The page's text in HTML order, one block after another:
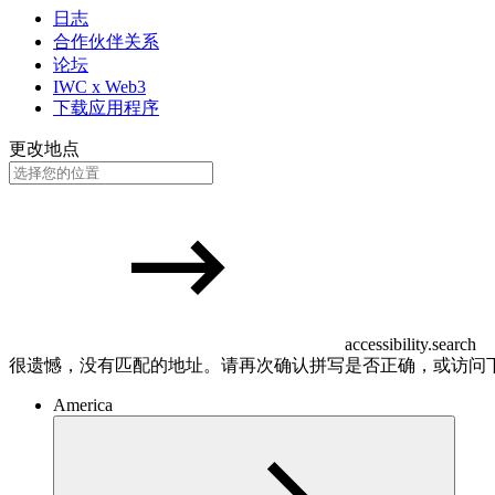
日志
合作伙伴关系
论坛
IWC x Web3
下载应用程序
更改地点
accessibility.search
很遗憾，没有匹配的地址。请再次确认拼写是否正确，或访问
America